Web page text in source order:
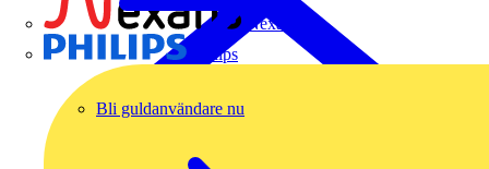
Nexans
Philips
Bli guldanvändare nu